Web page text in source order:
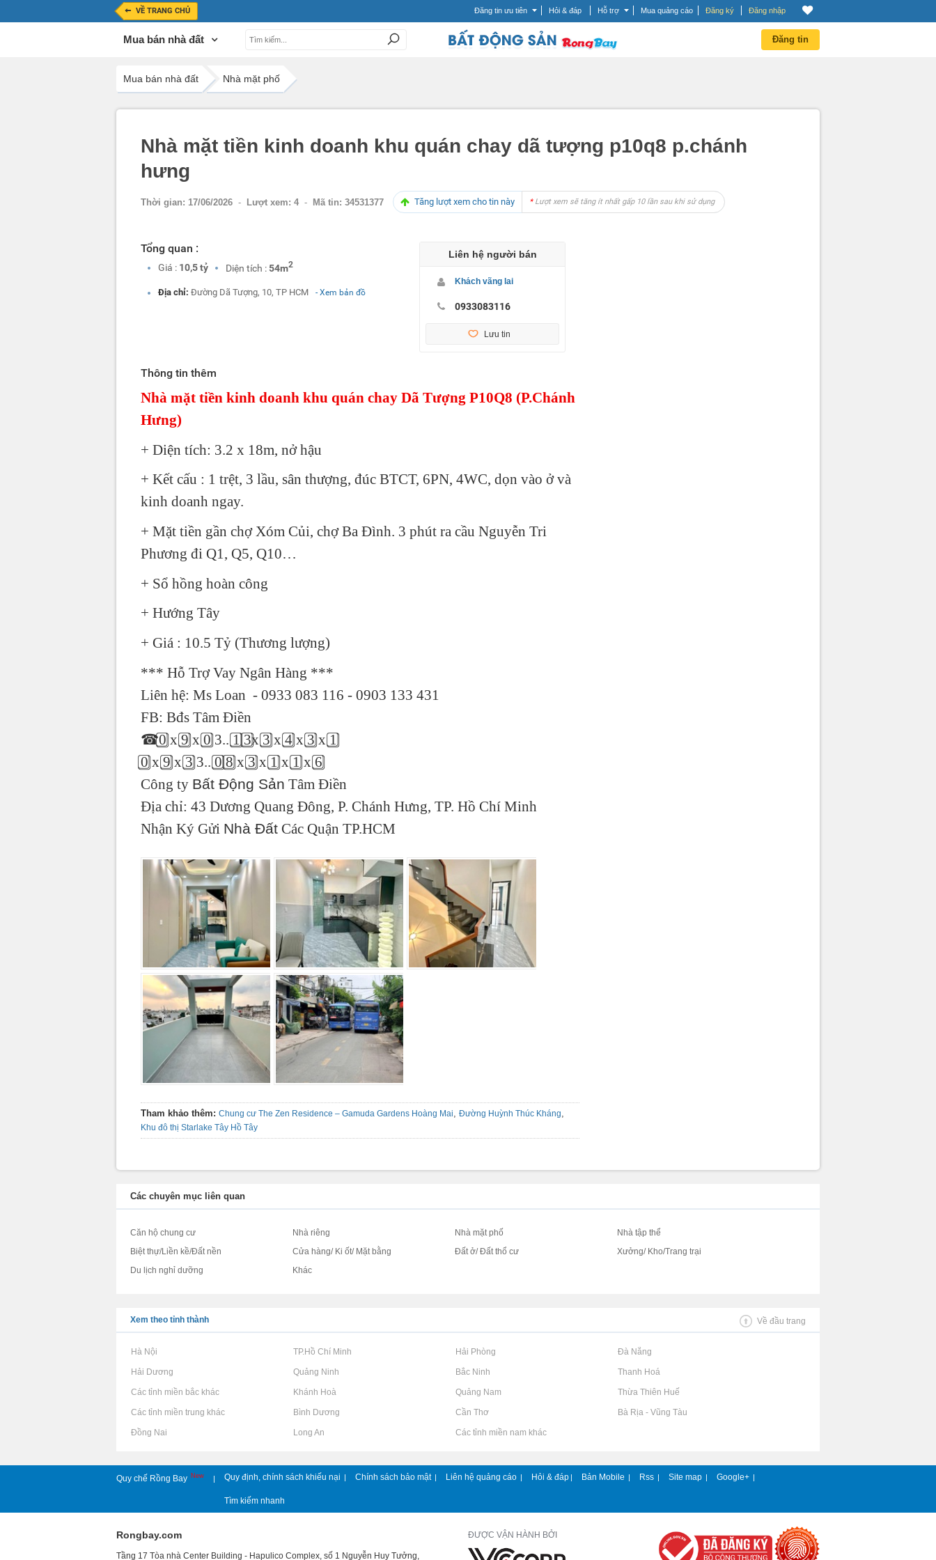
VỀ TRANG CHỦ Đăng tin ưu tiên Hỏi & đáp Hỗ trợ Mua quảng cáo Đăng ký Đăng nhập
Mua bán nhà đất Đăng tin
Mua bán nhà đất Nhà mặt phố
Nhà mặt tiền kinh doanh khu quán chay dã tượng p10q8 p.chánh
hưng
Thời gian: 17/06/2026 - Lượt xem: 4 - Mã tin: 34531377 Tăng lượt xem cho tin này *Lượt xem sẽ tăng ít nhất gấp 10 lần sau khi sử dụng
Tổng quan :
Giá : 10,5 tỷ Diện tích :54m2
Địa chỉ: Đường Dã Tượng, 10, TP HCM - Xem bản đồ
Liên hệ người bán
Khách vãng lai
0933083116
Lưu tin
Thông tin thêm
Nhà mặt tiền kinh doanh khu quán chay Dã Tượng P10Q8 (P.Chánh
Hưng)
+ Diện tích: 3.2 x 18m, nở hậu
+ Kết cấu : 1 trệt, 3 lầu, sân thượng, đúc BTCT, 6PN, 4WC, dọn vào ở và
kinh doanh ngay.
+ Mặt tiền gần chợ Xóm Củi, chợ Ba Đình. 3 phút ra cầu Nguyễn Tri
Phương đi Q1, Q5, Q10…
+ Sổ hồng hoàn công
+ Hướng Tây
+ Giá : 10.5 Tỷ (Thương lượng)
*** Hỗ Trợ Vay Ngân Hàng ***
Liên hệ: Ms Loan - 0933 083 116 - 0903 133 431
FB: Bđs Tâm Điền
☎0x 9x 03.. 13x 3x 4x 3x 1
0x 9x 33.. 08x 3x 1x 1x 6
Công ty Bất Động Sản Tâm Điền
Địa chỉ: 43 Dương Quang Đông, P. Chánh Hưng, TP. Hồ Chí Minh
Nhận Ký Gửi Nhà Đất Các Quận TP.HCM
Tham khảo thêm: Chung cư The Zen Residence – Gamuda Gardens Hoàng Mai, Đường Huỳnh Thúc Kháng,
Khu đô thị Starlake Tây Hồ Tây
Các chuyên mục liên quan
Căn hộ chung cư Nhà riêng Nhà mặt phố
Nhà tập thể
Biệt thự/Liền kề/Đất nền
Cửa hàng/ Ki ốt/ Mặt bằng Đất ở/ Đất thổ cư
Xưởng/ Kho/Trang trại
Du lịch nghỉ dưỡng
Khác
Xem theo tỉnh thành Về đầu trang
Rao vặt tại Hà Nội Rao vặt tại TP.Hồ Chí Minh Rao vặt tại Hải Phòng Rao vặt tại Đà Nẵng
Rao vặt tại Hải Dương Rao vặt tại Quảng Ninh Rao vặt tại Bắc Ninh Rao vặt tại Thanh Hoá
Rao vặt tại Các tỉnh miền bắc khác Rao vặt tại Khánh Hoà Rao vặt tại Quảng Nam Rao vặt tại Thừa Thiên Huế
Rao vặt tại Các tỉnh miền trung khác Rao vặt tại Bình Dương Rao vặt tại Cần Thơ Rao vặt tại Bà Rịa - Vũng Tàu
Rao vặt tại Đồng Nai Rao vặt tại Long An Rao vặt tại Các tỉnh miền nam khác
Quy chế Rồng Bay New | Quy định, chính sách khiếu nại | Chính sách bảo mật | Liên hệ quảng cáo | Hỏi & đáp | Bản Mobile | Rss | Site map | Google+ |
Tìm kiếm nhanh
Rongbay.com
Tầng 17 Tòa nhà Center Building - Hapulico Complex, số 1 Nguyễn Huy Tưởng,
ĐƯỢC VẬN HÀNH BỞI